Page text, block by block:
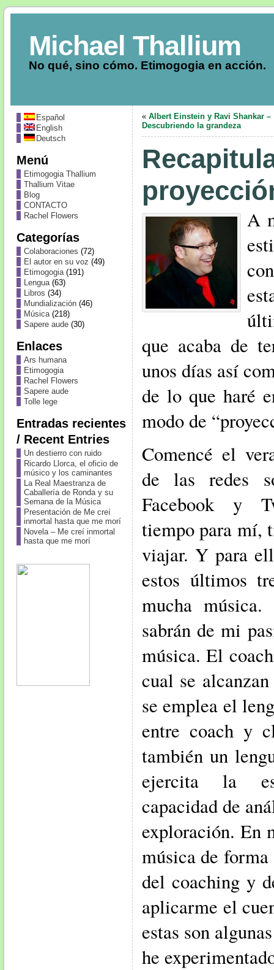
Michael Thallium
No qué, sino cómo. Etimogogia en acción.
Español
English
Deutsch
Menú
Etimogogia Thallium
Thallium Vitae
Blog
CONTACTO
Rachel Flowers
Categorías
Colaboraciones (72)
El autor en su voz (49)
Etimogogia(191)
Lengua(63)
Libros (34)
Mundialización(46)
Música(218)
Sapere aude(30)
Enlaces
Ars humana
Etimogogia
Rachel Flowers
Sapere aude
Tolle lege
Entradas recientes
/ Recent Entries
Un destierro con ruido
Ricardo Llorca, el oficio de
músico y los caminantes
La Real Maestranza de
Caballería de Ronda y su
Semana de la Música
Presentación de Me creí
inmortal hasta que me morí
Novela – Me creí inmortal
hasta que me morí
« Albert Einstein y Ravi Shankar –
Descubriendo la grandeza
A
que acaba de
unos días así
de lo que haré
modo de
Comencé el
de las redes
Facebook y
tiempo para mí,
viajar. Y para
estos últimos
mucha música.
sabrán de mi
música. El
cual se
se emplea el
entre coach y
también un
ejercita la
capacidad de
exploración. En
música de
del coaching y
aplicarme el
estas son
he